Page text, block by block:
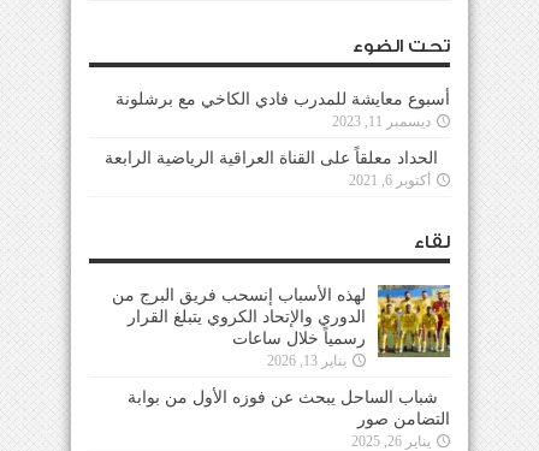
تحت الضوء
أسبوع معايشة للمدرب فادي الكاخي مع برشلونة
ديسمبر 11, 2023
الحداد معلقاً على القناة العراقية الرياضية الرابعة
أكتوبر 6, 2021
لقاء
لهذه الأسباب إنسحب فريق البرج من
الدوري والإتحاد الكروي يتبلغ القرار
رسمياً خلال ساعات
يناير 13, 2026
شباب الساحل يبحث عن فوزه الأول من بوابة
التضامن صور
يناير 26, 2025